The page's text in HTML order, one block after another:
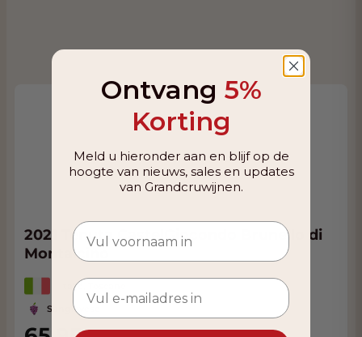
2021 Tenuta CastelGiocondo Brunello di
Montalcino
Italië, Toscane
Sangiovese
Ontvang 5%
Korting
Meld u hieronder aan en blijf op de
hoogte van nieuws, sales en updates
van Grandcruwijnen.